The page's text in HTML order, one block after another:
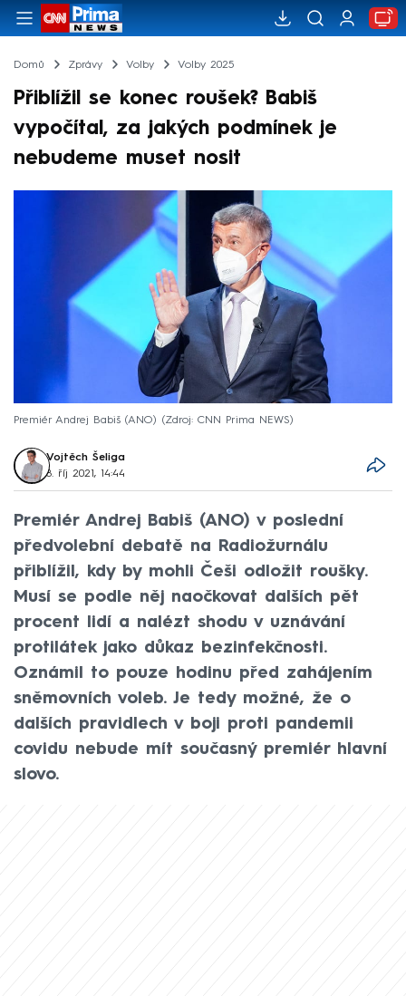
Domů Zprávy Volby Volby 2025
Přiblížil se konec roušek? Babiš
vypočítal, za jakých podmínek je
nebudeme muset nosit
Premiér Andrej Babiš (ANO) Zdroj: CNN Prima NEWS
Vojtěch Šeliga
8. říj 2021, 14:44
Premiér Andrej Babiš (ANO) v poslední
předvolební debatě na Radiožurnálu
přiblížil, kdy by mohli Češi odložit roušky.
Musí se podle něj naočkovat dalších pět
procent lidí a nalézt shodu v uznávání
protilátek jako důkaz bezinfekčnosti.
Oznámil to pouze hodinu před zahájením
sněmovních voleb. Je tedy možné, že o
dalších pravidlech v boji proti pandemii
covidu nebude mít současný premiér hlavní
slovo.